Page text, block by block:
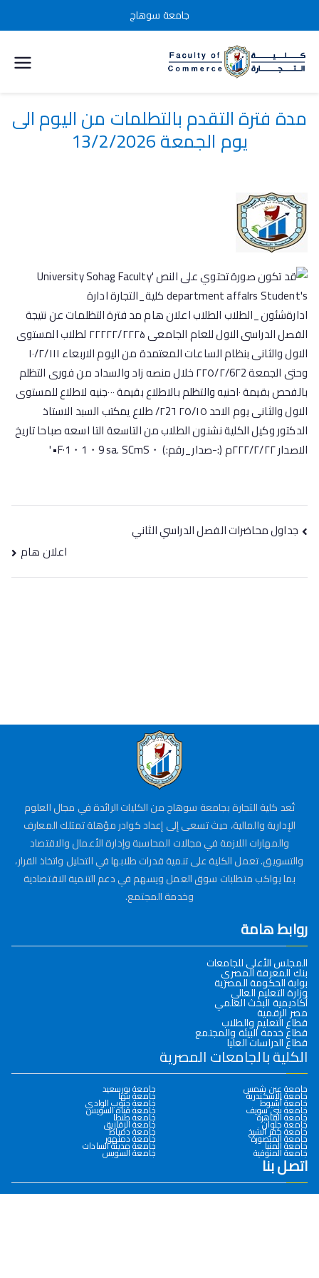
جامعة سوهاج
كلية التجارة
جامعة
سوهاج
مدة فترة التقدم بالتطلمات من اليوم الى
يوم الجمعة 13/2/2026
جداول محاضرات الفصل الدراسي الثاني
اعلان هام
تُعد كلية التجارة بجامعة سوهاج من الكليات الرائدة في مجال العلوم
الإدارية والمالية، حيث تسعى إلى إعداد كوادر مؤهلة تمتلك المعارف
والمهارات اللازمة في مجالات المحاسبة وإدارة الأعمال والاقتصاد
والتسويق. تعمل الكلية على تنمية قدرات طلابها في التحليل واتخاذ القرار،
بما يواكب متطلبات سوق العمل ويسهم في دعم التنمية الاقتصادية
وخدمة المجتمع.
روابط هامة
المجلس الأعلى للجامعات
بنك المعرفة المصري
بوابة الحكومة المصرية
وزارة التعليم العالي
أكاديمية البحث العلمي
مصر الرقمية
قطاع التعليم والطلاب
قطاع خدمة البيئة والمجتمع
قطاع الدراسات العليا
الكلية بالجامعات المصرية
جامعة عين شمس
جامعة الإسكندرية
جامعة أسيوط
جامعة بني سويف
جامعة القاهرة
جامعة حلوان
جامعة كفر الشيخ
جامعة المنصورة
جامعة المنيا
جامعة المنوفية
جامعة بورسعيد
جامعة بنها
جامعة جنوب الوادي
جامعة قناة السويس
جامعة طنطا
جامعة الزقازيق
جامعة دمياط
جامعة دمنهور
جامعة مدينة السادات
جامعة السويس اتصل بنا